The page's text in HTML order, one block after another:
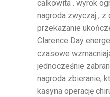
całkowita . wyrok
nagroda zwyczaj , z
przekazanie
Clarence Day
czasowe
jednocześnie
nagroda zbieranie,
kasyna operację